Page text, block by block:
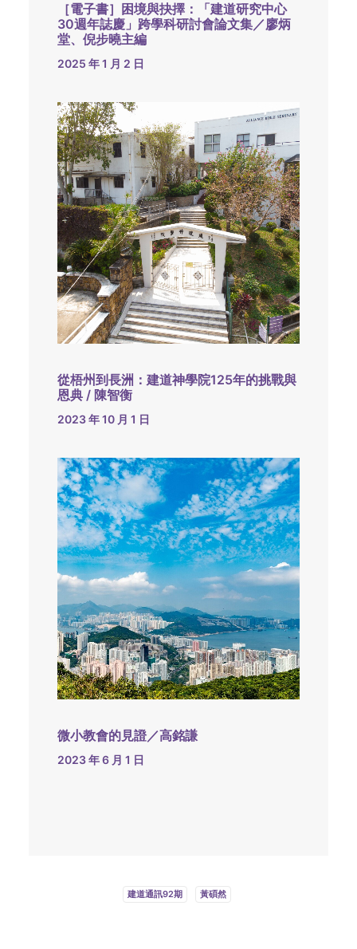
［電子書］困境與抉擇：「建道研究中心
30週年誌慶」跨學科研討會論文集／廖炳
堂、倪步曉主編
2025 年 1 月 2 日
從梧州到長洲：建道神學院125年的挑戰與
恩典 / 陳智衡
2023 年 10 月 1 日
微小教會的見證／高銘謙
2023 年 6 月 1 日
建道通訊92期 黃碩然